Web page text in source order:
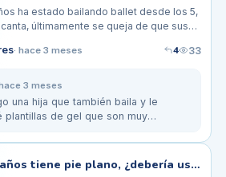
ha estado bailando ballet desde los 5,
últimamente se queja de que sus
después de las clases. He
las…
· hace 3 meses 4 33
3 meses
una hija que también baila y le
plantillas de gel que son muy
pie. Sin embargo, también…
Mi hijo de 8 años tiene pie plano, ¿debería usar plantillas ortopédicas?